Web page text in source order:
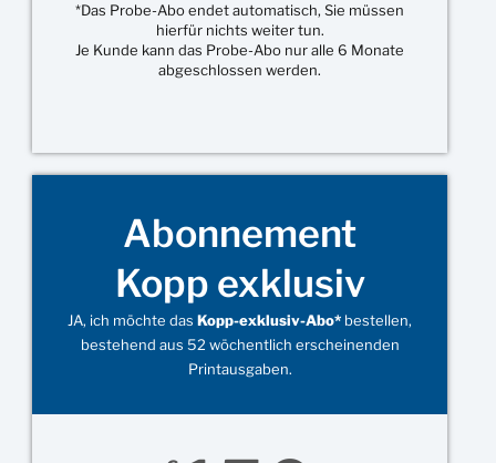
*Das Probe-Abo endet automatisch, Sie müssen
hierfür nichts weiter tun.
Je Kunde kann das Probe-Abo nur alle 6 Monate
abgeschlossen werden.
Abonnement
Kopp exklusiv
JA, ich möchte dasKopp-exklusiv-Abo* bestellen,
bestehend aus 52 wöchentlich erscheinenden
Printausgaben.